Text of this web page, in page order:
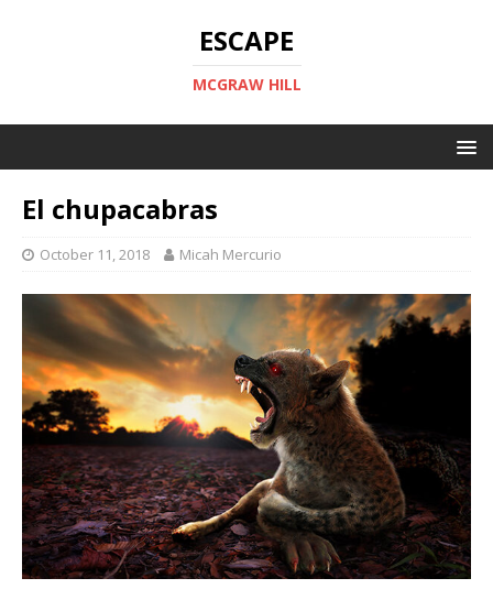
ESCAPE
MCGRAW HILL
El chupacabras
October 11, 2018 Micah Mercurio